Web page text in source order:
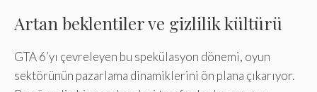
Artan beklentiler ve gizlilik kültürü
GTA 6’yı çevreleyen bu spekülasyon dönemi, oyun
sektörünün pazarlama dinamiklerini ön plana çıkarıyor.